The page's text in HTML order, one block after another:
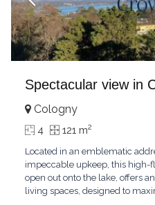
Spectacular view in
Cologny
4 121 m2
Located in an emblematic
impeccable upkeep, this high-
open out onto the lake, offers
living spaces, designed to